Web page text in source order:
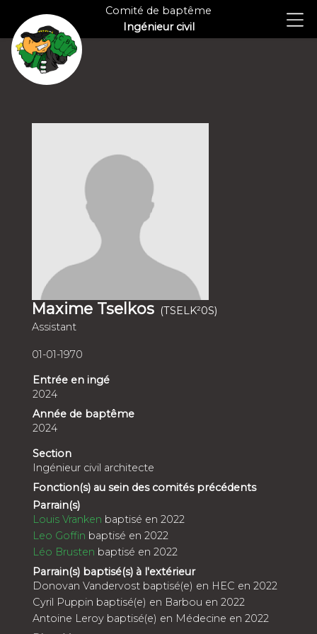
Comité de baptême
Ingénieur civil
Maxime Tselkos (TSELK²0S)
Assistant
01-01-1970
Entrée en ingé
2024
Année de baptême
2024
Section
Ingénieur civil architecte
Fonction(s) au sein des comités précédents
Parrain(s)
Louis Vranken baptisé en 2022
Leo Goffin baptisé en 2022
Léo Brusten baptisé en 2022
Parrain(s) baptisé(s) à l'extérieur
Donovan Vandervost baptisé(e) en HEC en 2022
Cyril Puppin baptisé(e) en Barbou en 2022
Antoine Leroy baptisé(e) en Médecine en 2022